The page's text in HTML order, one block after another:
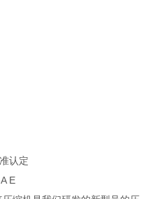
认定
E